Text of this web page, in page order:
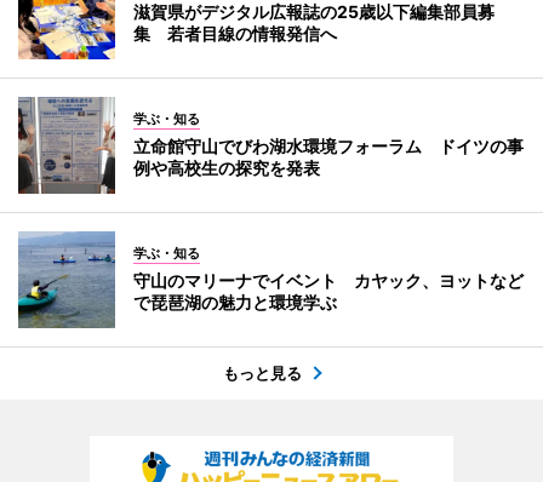
滋賀県がデジタル広報誌の25歳以下編集部員募
集 若者目線の情報発信へ
学ぶ・知る
立命館守山でびわ湖水環境フォーラム ドイツの事
例や高校生の探究を発表
学ぶ・知る
守山のマリーナでイベント カヤック、ヨットなど
で琵琶湖の魅力と環境学ぶ
もっと見る